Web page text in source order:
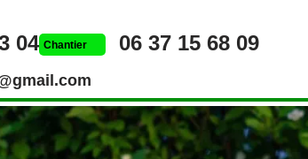
04 Chantier 06 37 15 68 09